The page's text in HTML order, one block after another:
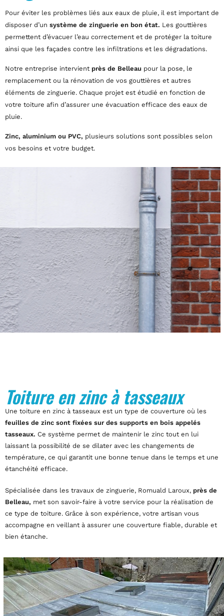
Pour éviter les problèmes liés aux eaux de pluie, il est important de
disposer d’un système de zinguerie en bon état. Les gouttières
permettent d’évacuer l’eau correctement et de protéger la toiture
ainsi que les façades contre les infiltrations et les dégradations.
Notre entreprise intervient près de Belleau pour la pose, le
remplacement ou la rénovation de vos gouttières et autres
éléments de zinguerie. Chaque projet est étudié en fonction de
votre toiture afin d’assurer une évacuation efficace des eaux de
pluie.
Zinc, aluminium ou PVC, plusieurs solutions sont possibles selon
vos besoins et votre budget.
Toiture en zinc à tasseaux
Une toiture en zinc à tasseaux est un type de couverture où les
feuilles de zinc sont fixées sur des supports en bois appelés
tasseaux. Ce système permet de maintenir le zinc tout en lui
laissant la possibilité de se dilater avec les changements de
température, ce qui garantit une bonne tenue dans le temps et une
étanchéité efficace.
Spécialisée dans les travaux de zinguerie, Romuald Laroux, près de
Belleau, met son savoir-faire à votre service pour la réalisation de
ce type de toiture. Grâce à son expérience, votre artisan vous
accompagne en veillant à assurer une couverture fiable, durable et
bien étanche.